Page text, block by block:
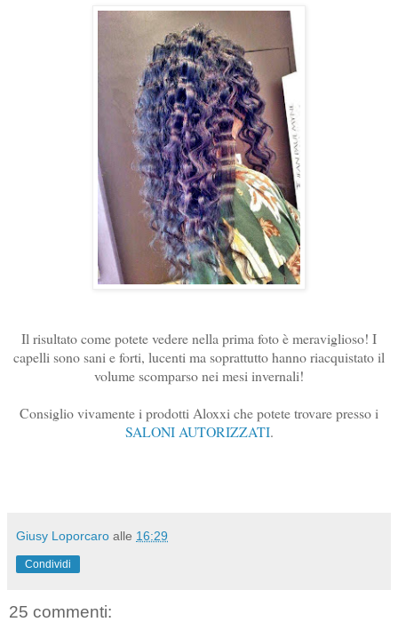
Il risultato come potete vedere nella prima foto è meraviglioso! I
capelli sono sani e forti, lucenti ma soprattutto hanno riacquistato il
volume scomparso nei mesi invernali!
Consiglio vivamente i prodotti Aloxxi che potete trovare presso i
SALONI AUTORIZZATI.
Giusy Loporcaro alle 16:29
Condividi
25 commenti: